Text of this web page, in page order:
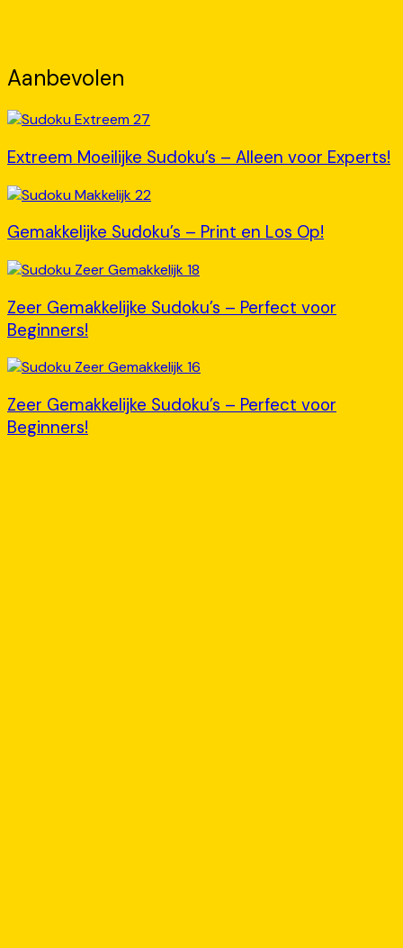
Aanbevolen
Extreem Moeilijke Sudoku’s – Alleen voor Experts!
Gemakkelijke Sudoku’s – Print en Los Op!
Zeer Gemakkelijke Sudoku’s – Perfect voor
Beginners!
Zeer Gemakkelijke Sudoku’s – Perfect voor
Beginners!